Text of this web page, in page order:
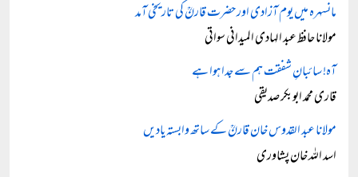
مانسہرہ میں یوم آزادی اور حضرت قارنؒ کی تاریخی آمد
مولانا حافظ عبد الہادی المیدانی سواتی
آہ! سائبانِ شفقت ہم سے جدا ہوا ہے
قاری محمد ابوبکر صدیقی
مولانا عبد القدوس خان قارنؒ کے ساتھ وابستہ یادیں
اسد اللہ خان پشاوری